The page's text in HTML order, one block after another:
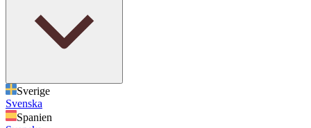
Sverige
Svenska
Spanien